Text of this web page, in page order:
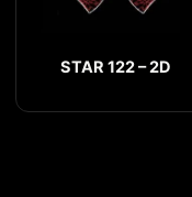
STAR 122 – 2D